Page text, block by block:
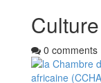
Culture
0 comments